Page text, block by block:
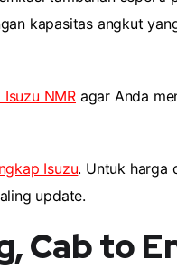
kapasitas angkut
NMR agar Anda
Isuzu. Untuk harga
update.
Cab to